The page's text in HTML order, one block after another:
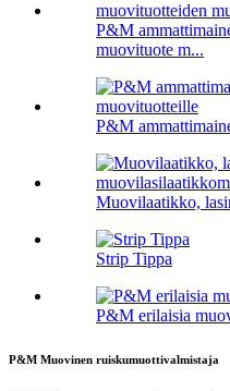
P&M
muovituote m...
P&M
Muovilaatikko,
Strip Tippa
P&M erilaisia
P&M Muovinen ruiskumuottivalmistaja